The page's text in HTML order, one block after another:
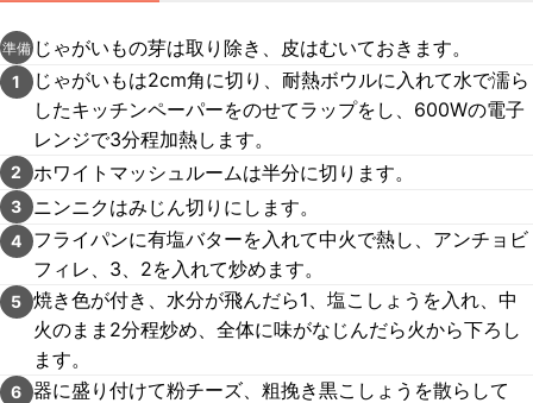
準備 じゃがいもの芽は取り除き、皮はむいておきます。
1
じゃがいもは2cm角に切り、耐熱ボウルに入れて水で濡ら
したキッチンペーパーをのせてラップをし、600Wの電子
レンジで3分程加熱します。
2 ホワイトマッシュルームは半分に切ります。
3 ニンニクはみじん切りにします。
4
フライパンに有塩バターを入れて中火で熱し、アンチョビ
フィレ、3、2を入れて炒めます。
5 焼き色が付き、水分が飛んだら1、塩こしょうを入れ、中
火のまま2分程炒め、全体に味がなじんだら火から下ろし
ます。
6 器に盛り付けて粉チーズ、粗挽き黒こしょうを散らして